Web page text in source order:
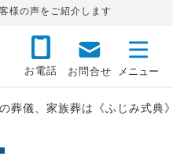
様の声をご紹介します
お電話 お問合せ
葬儀、家族葬は《ふじみ式典